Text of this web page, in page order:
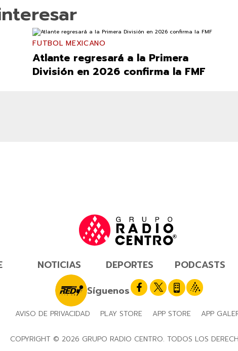
FUTBOL MEXICANO
Atlante regresará a la Primera
División en 2026 confirma la FMF
NOTICIAS DEPORTES PODCASTS
Síguenos
AVISO DE PRIVACIDAD PLAY STORE APP STORE APP
COPYRIGHT © 2026 GRUPO RADIO CENTRO. TODOS LOS